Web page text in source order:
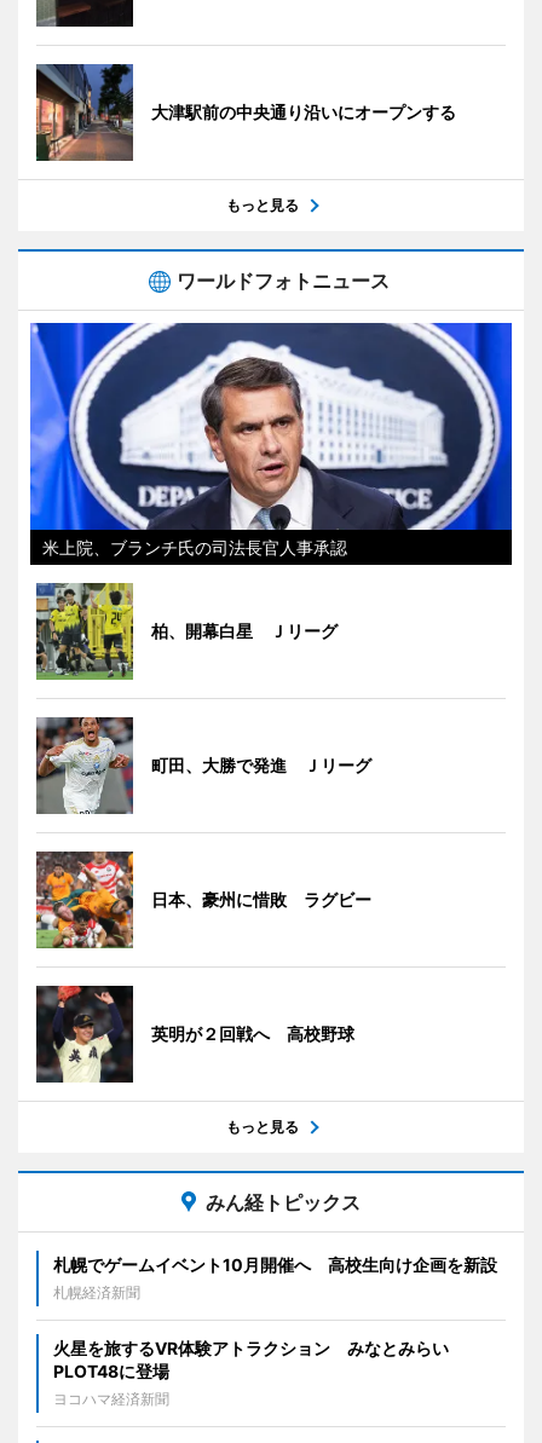
大津駅前の中央通り沿いにオープンする
もっと見る
ワールドフォトニュース
米上院、ブランチ氏の司法長官人事承認
柏、開幕白星 Ｊリーグ
町田、大勝で発進 Ｊリーグ
日本、豪州に惜敗 ラグビー
英明が２回戦へ 高校野球
もっと見る
みん経トピックス
札幌でゲームイベント10月開催へ 高校生向け企画を新設
札幌経済新聞
火星を旅するVR体験アトラクション みなとみらい
PLOT48に登場
ヨコハマ経済新聞